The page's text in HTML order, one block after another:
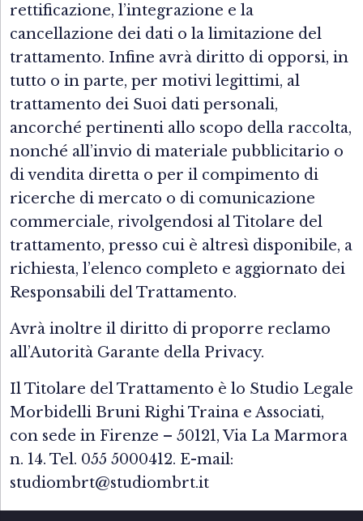
rettificazione, l’integrazione e la
cancellazione dei dati o la limitazione del
trattamento. Infine avrà diritto di opporsi, in
tutto o in parte, per motivi legittimi, al
trattamento dei Suoi dati personali,
ancorché pertinenti allo scopo della raccolta,
nonché all’invio di materiale pubblicitario o
di vendita diretta o per il compimento di
ricerche di mercato o di comunicazione
commerciale, rivolgendosi al Titolare del
trattamento, presso cui è altresì disponibile, a
richiesta, l’elenco completo e aggiornato dei
Responsabili del Trattamento.
Avrà inoltre il diritto di proporre reclamo
all’Autorità Garante della Privacy.
Il Titolare del Trattamento è lo Studio Legale
Morbidelli Bruni Righi Traina e Associati,
con sede in Firenze – 50121, Via La Marmora
n. 14. Tel. 055 5000412. E-mail:
studiombrt@studiombrt.it